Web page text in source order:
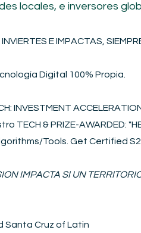
locales, e inversores
E IMPACTAS,
Digital 100% Propia.
INVESTMENT
TECH & PRIZE-AWARDED:
Tools. Get Certified
IMPACTA SI UN
Santa Cruz of Latin